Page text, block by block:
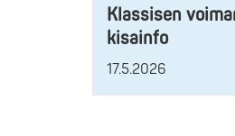
Klassisen
kisainfo
17.5.2026